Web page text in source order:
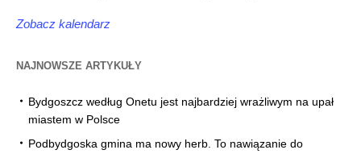
Zobacz kalendarz
NAJNOWSZE ARTYKUŁY
Bydgoszcz według Onetu jest najbardziej wrażliwym na upał
miastem w Polsce
Podbydgoska gmina ma nowy herb. To nawiązanie do